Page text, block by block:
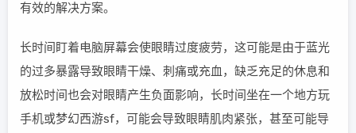
有效的解决方案。
长时间盯着电脑屏幕会使眼睛过度疲劳，这可能是由于蓝光
的过多暴露导致眼睛干燥、刺痛或充血，缺乏充足的休息和
放松时间也会对眼睛产生负面影响，长时间坐在一个地方玩
手机或梦幻西游sf，可能会导致眼睛肌肉紧张，甚至可能导